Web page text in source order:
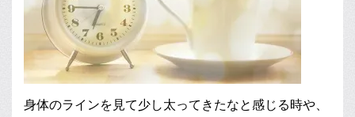
身体のラインを見て少し太ってきたなと感じる時や、